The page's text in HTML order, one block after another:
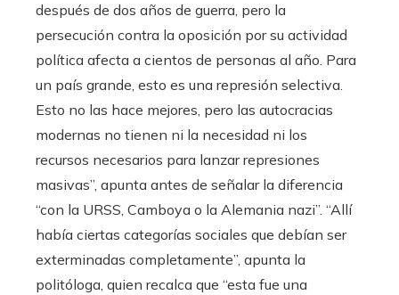
después de dos años de guerra, pero la
persecución contra la oposición por su actividad
política afecta a cientos de personas al año. Para
un país grande, esto es una represión selectiva.
Esto no las hace mejores, pero las autocracias
modernas no tienen ni la necesidad ni los
recursos necesarios para lanzar represiones
masivas”, apunta antes de señalar la diferencia
“con la URSS, Camboya o la Alemania nazi”. “Allí
había ciertas categorías sociales que debían ser
exterminadas completamente”, apunta la
politóloga, quien recalca que “esta fue una